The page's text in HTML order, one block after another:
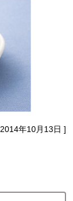
2014年10月13日 ]